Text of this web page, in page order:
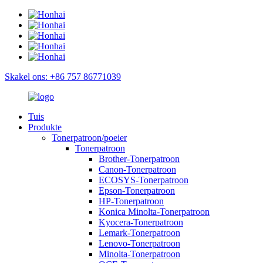
Skakel ons: +86 757 86771039
Tuis
Produkte
Tonerpatroon/poeier
Tonerpatroon
Brother-Tonerpatroon
Canon-Tonerpatroon
ECOSYS-Tonerpatroon
Epson-Tonerpatroon
HP-Tonerpatroon
Konica Minolta-Tonerpatroon
Kyocera-Tonerpatroon
Lemark-Tonerpatroon
Lenovo-Tonerpatroon
Minolta-Tonerpatroon